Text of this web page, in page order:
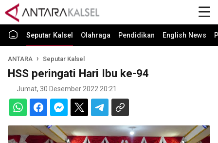
Seputar Kalsel Olahraga Pendidikan English News
ANTARA Seputar Kalsel
HSS peringati Hari Ibu ke-94
Jumat, 30 Desember 2022 20:21